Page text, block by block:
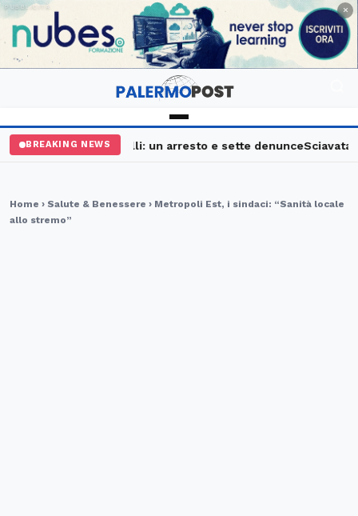
PUBBLICITÀ ×
BREAKING NEWS
maxi controlli: un arresto e sette denunceSciavata
Home › Salute & Benessere › Metropoli Est, i sindaci: “Sanità locale
allo stremo”